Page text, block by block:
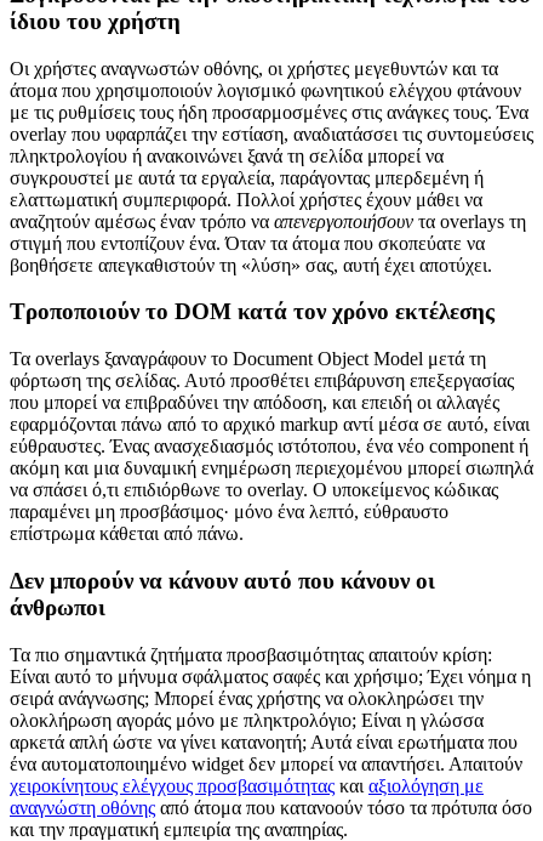
ίδιου του χρήστη
Οι χρήστες αναγνωστών οθόνης, οι χρήστες μεγεθυντών και τα
άτομα που χρησιμοποιούν λογισμικό φωνητικού ελέγχου φτάνουν
με τις ρυθμίσεις τους ήδη προσαρμοσμένες στις ανάγκες τους. Ένα
overlay που υφαρπάζει την εστίαση, αναδιατάσσει τις συντομεύσεις
πληκτρολογίου ή ανακοινώνει ξανά τη σελίδα μπορεί να
συγκρουστεί με αυτά τα εργαλεία, παράγοντας μπερδεμένη ή
ελαττωματική συμπεριφορά. Πολλοί χρήστες έχουν μάθει να
αναζητούν αμέσως έναν τρόπο να απενεργοποιήσουν τα overlays τη
στιγμή που εντοπίζουν ένα. Όταν τα άτομα που σκοπεύατε να
βοηθήσετε απεγκαθιστούν τη «λύση» σας, αυτή έχει αποτύχει.
Τροποποιούν το DOM κατά τον χρόνο εκτέλεσης
Τα overlays ξαναγράφουν το Document Object Model μετά τη
φόρτωση της σελίδας. Αυτό προσθέτει επιβάρυνση επεξεργασίας
που μπορεί να επιβραδύνει την απόδοση, και επειδή οι αλλαγές
εφαρμόζονται πάνω από το αρχικό markup αντί μέσα σε αυτό, είναι
εύθραυστες. Ένας ανασχεδιασμός ιστότοπου, ένα νέο component ή
ακόμη και μια δυναμική ενημέρωση περιεχομένου μπορεί σιωπηλά
να σπάσει ό,τι επιδιόρθωνε το overlay. Ο υποκείμενος κώδικας
παραμένει μη προσβάσιμος· μόνο ένα λεπτό, εύθραυστο
επίστρωμα κάθεται από πάνω.
Δεν μπορούν να κάνουν αυτό που κάνουν οι
άνθρωποι
Τα πιο σημαντικά ζητήματα προσβασιμότητας απαιτούν κρίση:
Είναι αυτό το μήνυμα σφάλματος σαφές και χρήσιμο; Έχει νόημα η
σειρά ανάγνωσης; Μπορεί ένας χρήστης να ολοκληρώσει την
ολοκλήρωση αγοράς μόνο με πληκτρολόγιο; Είναι η γλώσσα
αρκετά απλή ώστε να γίνει κατανοητή; Αυτά είναι ερωτήματα που
ένα αυτοματοποιημένο widget δεν μπορεί να απαντήσει. Απαιτούν
χειροκίνητους ελέγχους προσβασιμότητας και αξιολόγηση με
αναγνώστη οθόνης από άτομα που κατανοούν τόσο τα πρότυπα όσο
και την πραγματική εμπειρία της αναπηρίας.